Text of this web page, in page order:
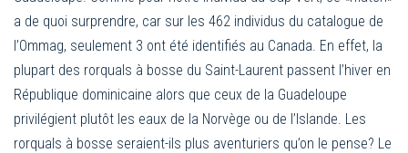
a de quoi surprendre, car sur les 462 individus du catalogue de
l’Ommag, seulement 3 ont été identifiés au Canada. En effet, la
plupart des rorquals à bosse du Saint-Laurent passent l’hiver en
République dominicaine alors que ceux de la Guadeloupe
privilégient plutôt les eaux de la Norvège ou de l’Islande. Les
rorquals à bosse seraient-ils plus aventuriers qu’on le pense? Le